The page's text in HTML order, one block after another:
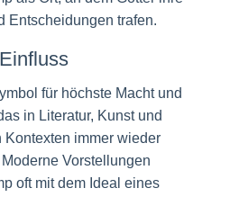
Entscheidungen trafen.
für höchste Macht und
in Literatur, Kunst und
immer wieder
Vorstellungen
oft mit dem Ideal eines